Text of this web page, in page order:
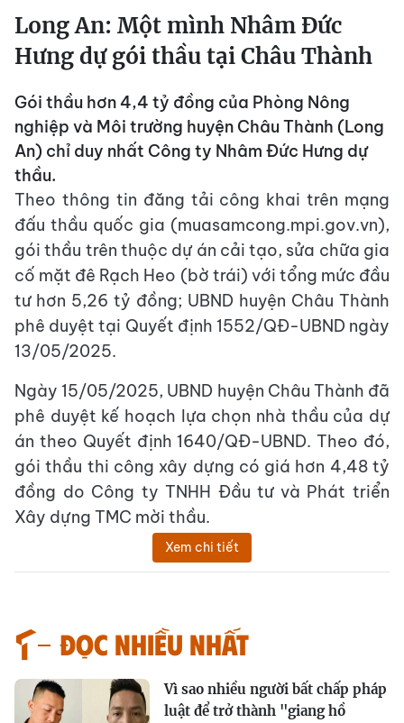
Long An: Một mình Nhâm Đức
Hưng dự gói thầu tại Châu Thành
Gói thầu hơn 4,4 tỷ đồng của Phòng Nông
nghiệp và Môi trường huyện Châu Thành (Long
An) chỉ duy nhất Công ty Nhâm Đức Hưng dự
thầu.
Theo thông tin đăng tải công khai trên mạng
đấu thầu quốc gia (muasamcong.mpi.gov.vn),
gói thầu trên thuộc dự án cải tạo, sửa chữa gia
cố mặt đê Rạch Heo (bờ trái) với tổng mức đầu
tư hơn 5,26 tỷ đồng; UBND huyện Châu Thành
phê duyệt tại Quyết định 1552/QĐ-UBND ngày
13/05/2025.
Ngày 15/05/2025, UBND huyện Châu Thành đã
phê duyệt kế hoạch lựa chọn nhà thầu của dự
án theo Quyết định 1640/QĐ-UBND. Theo đó,
gói thầu thi công xây dựng có giá hơn 4,48 tỷ
đồng do Công ty TNHH Đầu tư và Phát triển
Xây dựng TMC mời thầu.
Xem chi tiết
Đọc nhiều nhất
Vì sao nhiều người bất chấp pháp
luật để trở thành "giang hồ